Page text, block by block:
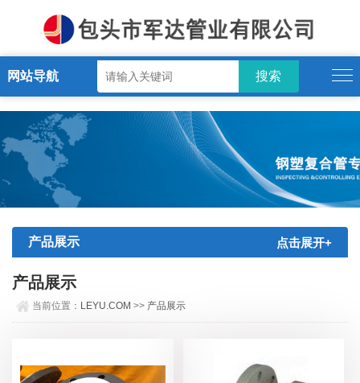
LEYU.COM
网站导航
产品展示 点击展开+
产品展示
当前位置： LEYU.COM >> 产品展示